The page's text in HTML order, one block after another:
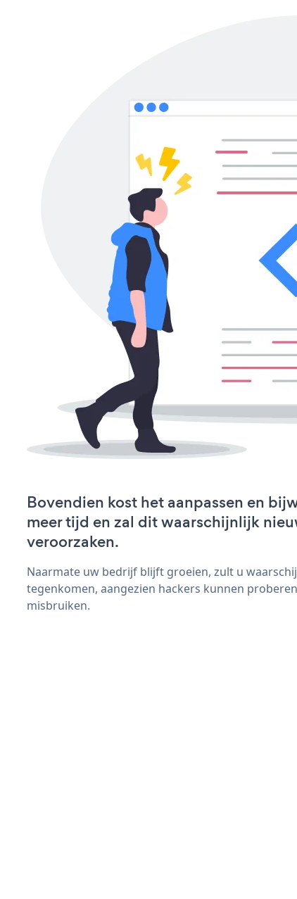
Bovendien kost het aanpassen en
meer tijd en zal dit waarschijnlijk
veroorzaken.
Naarmate uw bedrijf blijft groeien, zult u
tegenkomen, aangezien hackers kunnen
misbruiken.